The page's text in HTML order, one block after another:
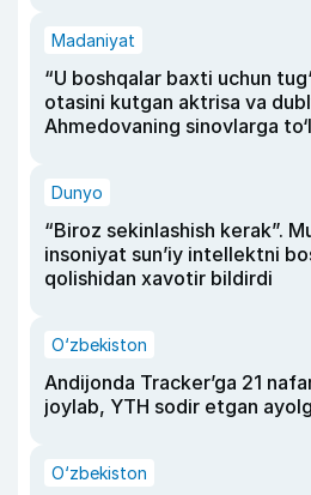
Madaniyat
“U boshqalar baxti uchun
otasini kutgan aktrisa va
Ahmedovaning sinovlarga
Dunyo
“Biroz sekinlashish kerak”.
insoniyat sun’iy intellektni
qolishidan xavotir bildirdi
O‘zbekiston
Andijonda Tracker’ga 21
joylab, YTH sodir etgan
O‘zbekiston